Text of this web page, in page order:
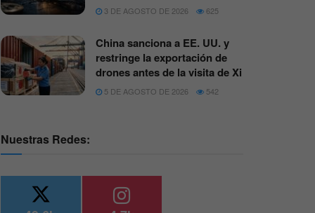
3 DE AGOSTO DE 2026 625
China sanciona a EE. UU. y
restringe la exportación de
drones antes de la visita de Xi
5 DE AGOSTO DE 2026 542
Nuestras Redes: